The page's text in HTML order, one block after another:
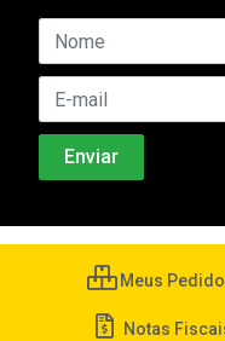
Meus
Notas